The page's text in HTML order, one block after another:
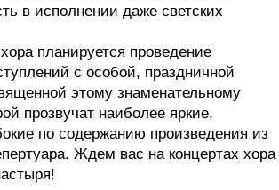
в исполнении даже светских
планируется проведение
с особой, праздничной
этому знаменательному
прозвучат наиболее яркие,
по содержанию произведения из
Ждем вас на концертах хора